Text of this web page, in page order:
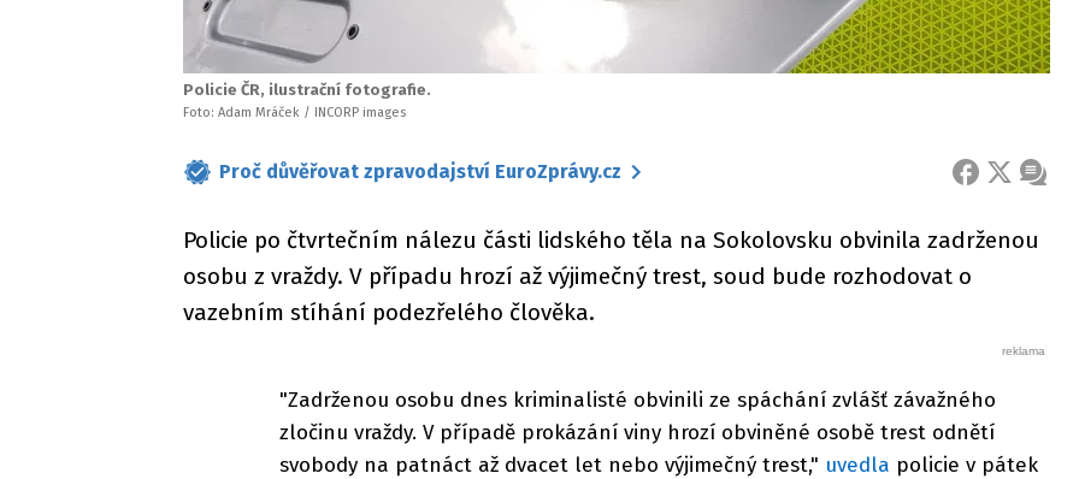
Policie ČR, ilustrační fotografie.
Foto: Adam Mráček / INCORP images
Proč důvěřovat zpravodajství EuroZprávy.cz FACEBOOK
X
Policie po čtvrtečním nálezu části lidského těla na Sokolovsku obvinila zadrženou
osobu z vraždy. V případu hrozí až výjimečný trest, soud bude rozhodovat o
vazebním stíhání podezřelého člověka.
"Zadrženou osobu dnes kriminalisté obvinili ze spáchání zvlášť závažného
zločinu vraždy. V případě prokázání viny hrozí obviněné osobě trest odnětí
svobody na patnáct až dvacet let nebo výjimečný trest," uvedla policie v pátek